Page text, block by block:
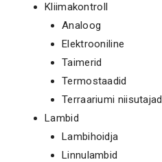
Kliimakontroll
Analoog
Elektrooniline
Taimerid
Termostaadid
Terraariumi niisutajad
Lambid
Lambihoidja
Linnulambid